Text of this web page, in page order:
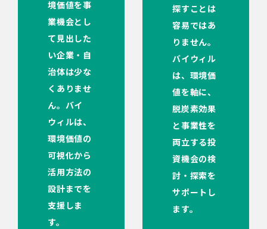
境価値を事
業機会とし
て見出した
い企業・自
治体は少な
くありませ
ん。バイ
ウィルは、
環境価値の
可視化から
活用方法の
設計までを
支援しま
す。
探すことは
容易ではあ
りません。
バイウィル
は、環境価
値を軸に、
脱炭素効果
と事業性を
両立する投
資機会の検
討・探索を
サポートし
ます。